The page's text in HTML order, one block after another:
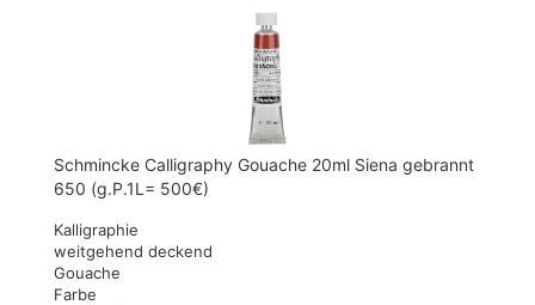
Schmincke Calligraphy Gouache 20ml Siena gebrannt
650 (g.P.1L= 500€)
Kalligraphie
weitgehend deckend
Gouache
Farbe